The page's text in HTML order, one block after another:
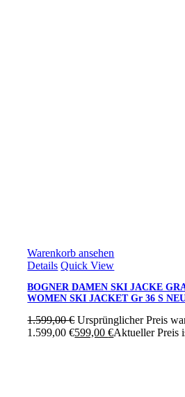
Warenkorb ansehen
Details Quick View
BOGNER DAMEN SKI JACKE
WOMEN SKI JACKET Gr 36 S
1.599,00€ Ursprünglicher Preis
1.599,00 €599,00€Aktueller Preis